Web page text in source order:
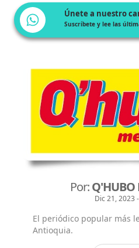
Únete a nuestro
Suscríbete y lee las
Por:Q'HUBO
Dic 21, 2023
El periódico popular más
Antioquia.